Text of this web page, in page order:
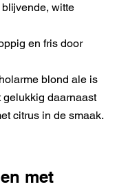
witte
en fris door
blond ale is
gelukkig daarnaast
citrus in de smaak.
met